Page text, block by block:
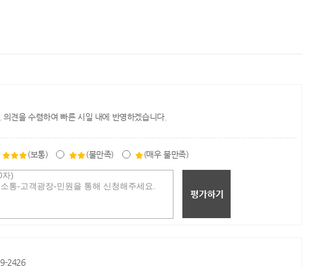
견을 수렴하여 빠른 시일 내에 반영하겠습니다.
(보통) (불만족) (매우 불만족)
2426